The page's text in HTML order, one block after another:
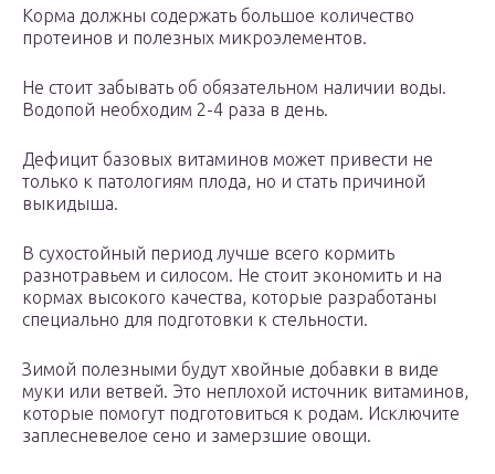
Корма должны содержать большое количество
протеинов и полезных микроэлементов.
Не стоит забывать об обязательном наличии воды.
Водопой необходим 2-4 раза в день.
Дефицит базовых витаминов может привести не
только к патологиям плода, но и стать причиной
выкидыша.
В сухостойный период лучше всего кормить
разнотравьем и силосом. Не стоит экономить и на
кормах высокого качества, которые разработаны
специально для подготовки к стельности.
Зимой полезными будут хвойные добавки в виде
муки или ветвей. Это неплохой источник витаминов,
которые помогут подготовиться к родам. Исключите
заплесневелое сено и замерзшие овощи.